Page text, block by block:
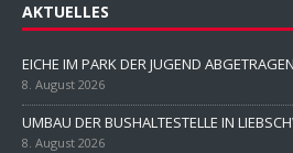
AKTUELLES
EICHE IM PARK DER JUGEND ABGETRAGEN
8. August 2026
UMBAU DER BUSHALTESTELLE IN
8. August 2026